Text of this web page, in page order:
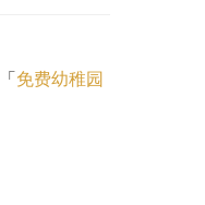
免费幼稚园